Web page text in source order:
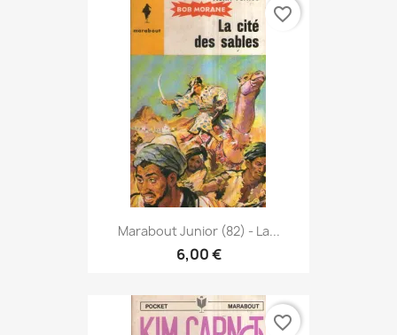
Marabout Junior (82) - La...
6,00 €
favorite_border
favorite_border